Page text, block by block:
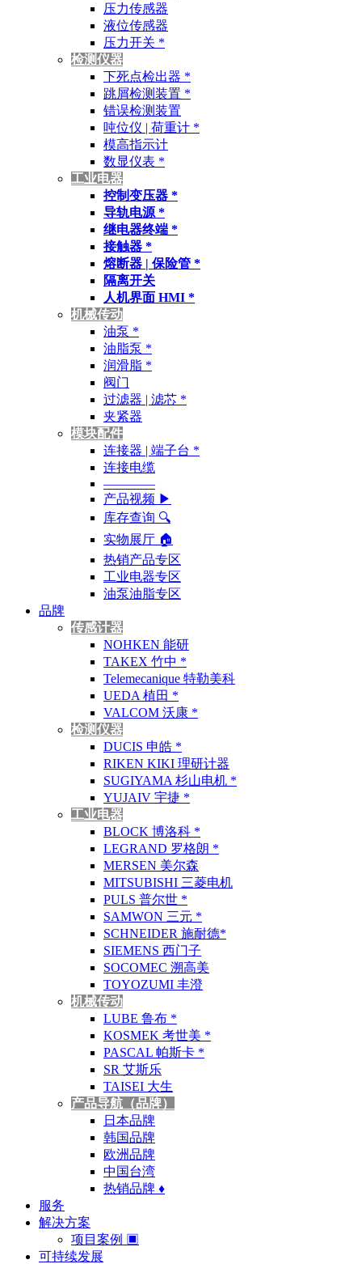
压力传感器
液位传感器
压力开关 *
检测仪器
下死点检出器 *
跳屑检测装置 *
错误检测装置
吨位仪 | 荷重计 *
模高指示计
数显仪表 *
工业电器
控制变压器 *
导轨电源 *
继电器终端 *
接触器 *
熔断器 | 保险管 *
隔离开关
人机界面 HMI *
机械传动
油泵 *
油脂泵 *
润滑脂 *
阀门
过滤器 | 滤芯 *
夹紧器
模块配件
连接器 | 端子台 *
连接电缆
————
产品视频 ▶
库存查询 🔍︎
实物展厅 🏠︎
热销产品专区
工业电器专区
油泵油脂专区
品牌
传感计器
NOHKEN 能研
TAKEX 竹中 *
Telemecanique 特勒美科
UEDA 植田 *
VALCOM 沃康 *
检测仪器
DUCIS 申皓 *
RIKEN KIKI 理研计器
SUGIYAMA 杉山电机 *
YUJAIV 宇捷 *
工业电器
BLOCK 博洛科 *
LEGRAND 罗格朗 *
MERSEN 美尔森
MITSUBISHI 三菱电机
PULS 普尔世 *
SAMWON 三元 *
SCHNEIDER 施耐德*
SIEMENS 西门子
SOCOMEC 溯高美
TOYOZUMI 丰澄
机械传动
LUBE 鲁布 *
KOSMEK 考世美 *
PASCAL 帕斯卡 *
SR 艾斯乐
TAISEI 大生
产品导航（品牌）
日本品牌
韩国品牌
欧洲品牌
中国台湾
热销品牌 ♦
服务
解决方案
项目案例 ▣
可持续发展